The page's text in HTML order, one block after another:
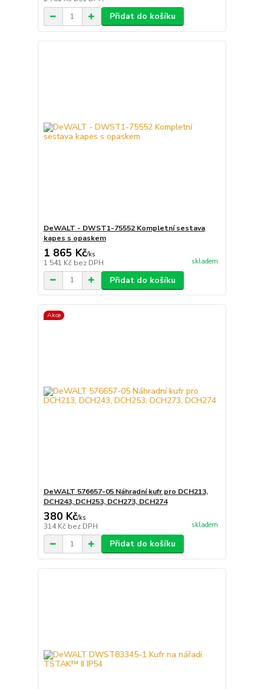
Přidat do košíku
DeWALT - DWST1-75552 Kompletní sestava
kapes s opaskem
1 865 Kč/ks
1 541 Kč bez DPH skladem
Přidat do košíku
Akce
DeWALT 576657-05 Náhradní kufr pro DCH213,
DCH243, DCH253, DCH273, DCH274
380 Kč/ks
314 Kč bez DPH skladem
Přidat do košíku